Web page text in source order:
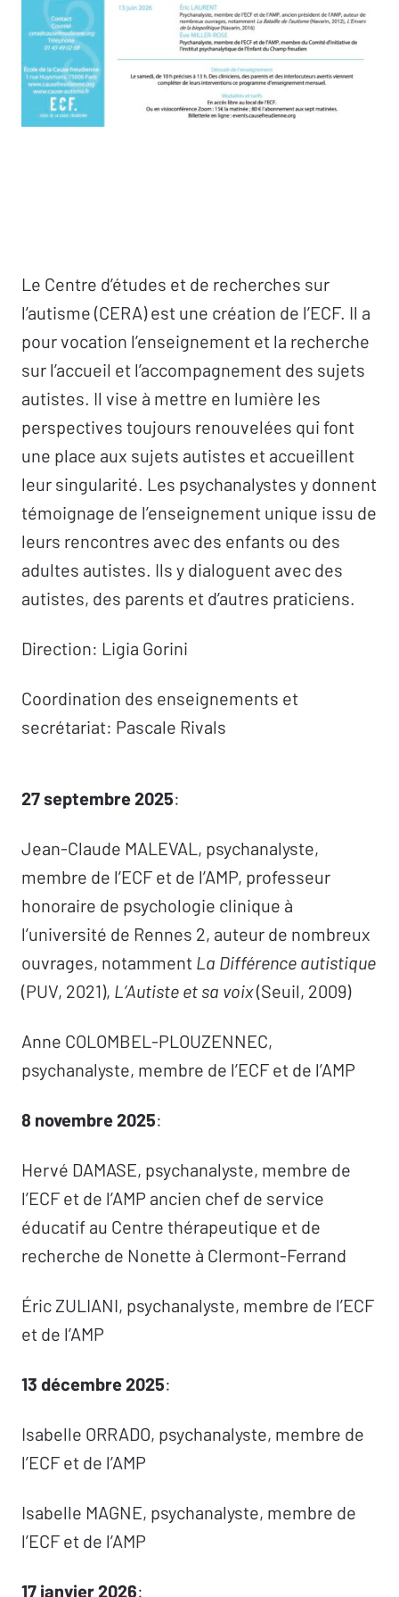
Le Centre d’études et de recherches sur
l’autisme (CERA) est une création de l’ECF. Il a
pour vocation l’enseignement et la recherche
sur l’accueil et l’accompagnement des sujets
autistes. Il vise à mettre en lumière les
perspectives toujours renouvelées qui font
une place aux sujets autistes et accueillent
leur singularité. Les psychanalystes y donnent
témoignage de l’enseignement unique issu de
leurs rencontres avec des enfants ou des
adultes autistes. Ils y dialoguent avec des
autistes, des parents et d’autres praticiens.
Direction: Ligia Gorini
Coordination des enseignements et
secrétariat: Pascale Rivals
27 septembre 2025:
Jean-Claude MALEVAL, psychanalyste,
membre de l’ECF et de l’AMP, professeur
honoraire de psychologie clinique à
l’université de Rennes 2, auteur de nombreux
ouvrages, notamment La Différence autistique
(PUV, 2021), L’Autiste et sa voix(Seuil, 2009)
Anne COLOMBEL-PLOUZENNEC,
psychanalyste, membre de l’ECF et de l’AMP
8 novembre 2025:
Hervé DAMASE, psychanalyste, membre de
l’ECF et de l’AMP ancien chef de service
éducatif au Centre thérapeutique et de
recherche de Nonette à Clermont-Ferrand
Éric ZULIANI, psychanalyste, membre de l’ECF
et de l’AMP
13 décembre 2025:
Isabelle ORRADO, psychanalyste, membre de
l’ECF et de l’AMP
Isabelle MAGNE, psychanalyste, membre de
l’ECF et de l’AMP
17 janvier 2026: